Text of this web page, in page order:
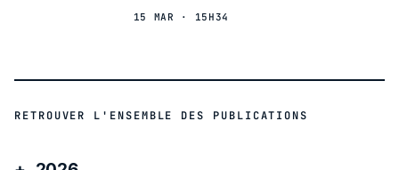
15 MAR · 15H34
RETROUVER L'ENSEMBLE DES PUBLICATIONS